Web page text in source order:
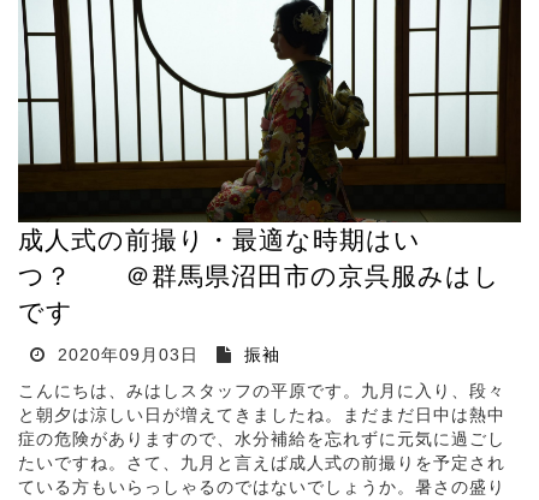
成人式の前撮り・最適な時期はい
つ？ ＠群馬県沼田市の京呉服みはし
です
2020年09月03日
振袖
こんにちは、みはしスタッフの平原です。九月に入り、段々
と朝夕は涼しい日が増えてきましたね。まだまだ日中は熱中
症の危険がありますので、水分補給を忘れずに元気に過ごし
たいですね。さて、九月と言えば成人式の前撮りを予定され
ている方もいらっしゃるのではないでしょうか。暑さの盛り